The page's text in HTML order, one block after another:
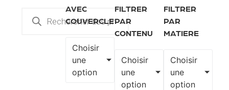
AVEC
COUVERCLE
Choisir
une
option
FILTRER
PAR
CONTENU
Choisir
une
option
FILTRER
PAR
MATIERE
Choisir
une
option